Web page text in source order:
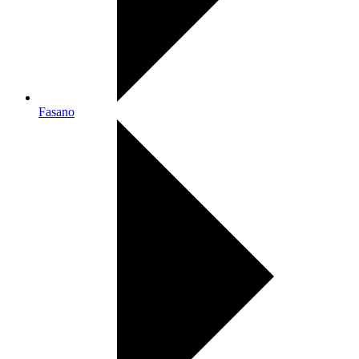
Fasano